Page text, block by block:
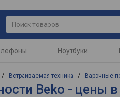
Ноутбуки
/ Встраиваемая техника / Варочные
Beko - цены